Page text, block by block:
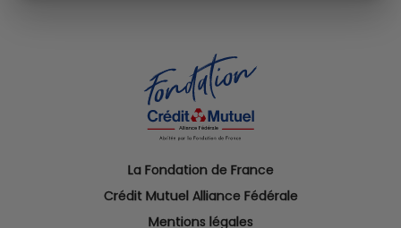
La Fondation de France
Crédit Mutuel Alliance Fédérale
Mentions légales